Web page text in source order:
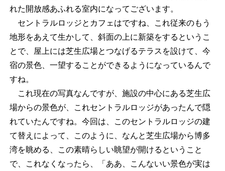
れた開放感あふれる室内になってございます。
セントラルロッジとカフェはですね、これ従来のもう
地形をあえて生かして、斜面の上に新築をするというこ
とで、屋上には芝生広場とつなげるテラスを設けて、今
宿の景色、一望することができるようになっているんで
すね。
これ現在の写真なんですが、施設の中心にある芝生広
場からの景色が、これセントラルロッジがあったんで隠
れていたんですね。今回は、このセントラルロッジの建
て替えによって、このように、なんと芝生広場から博多
湾を眺める、この素晴らしい眺望が開けるということ
で、これなくなったら、「ああ、こんないい景色が実は